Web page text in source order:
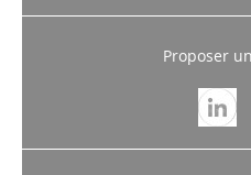
Proposer